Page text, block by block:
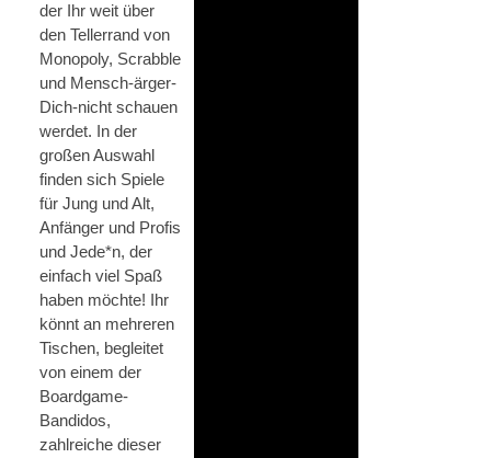
der Ihr weit über
den Tellerrand von
Monopoly, Scrabble
und Mensch-ärger-
Dich-nicht schauen
werdet. In der
großen Auswahl
finden sich Spiele
für Jung und Alt,
Anfänger und Profis
und Jede*n, der
einfach viel Spaß
haben möchte! Ihr
könnt an mehreren
Tischen, begleitet
von einem der
Boardgame-
Bandidos,
zahlreiche dieser